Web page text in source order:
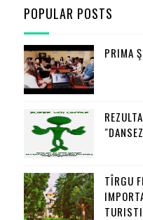
POPULAR POSTS
PRIMA
TÎRGU